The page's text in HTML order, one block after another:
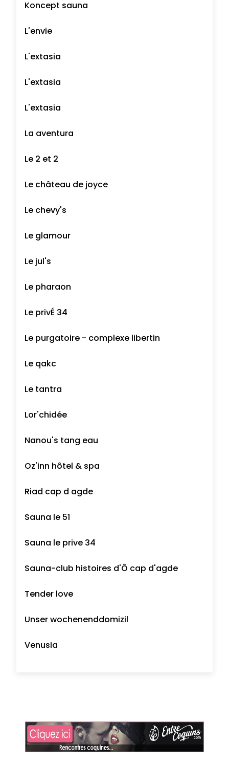
Koncept sauna
L'envie
L'extasia
L'extasia
L'extasia
La aventura
Le 2 et 2
Le château de joyce
Le chevy's
Le glamour
Le jul's
Le pharaon
Le privÉ 34
Le purgatoire - complexe libertin
Le qakc
Le tantra
Lor'chidée
Nanou's tang eau
Oz'inn hôtel & spa
Riad cap d agde
Sauna le 51
Sauna le prive 34
Sauna-club histoires d'Ô cap d'agde
Tender love
Unser wochenenddomizil
Venusia